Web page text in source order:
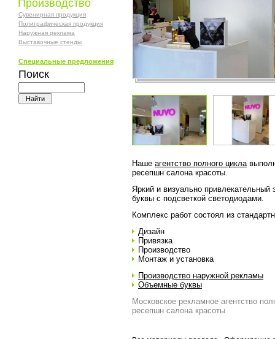
Наше агентство полного цикла
ресепшн салона красоты.
Яркий и визуально
буквы с подсветкой светодиодами.
Комплекс работ состоял из
Дизайн
Привязка
Производство
Монтаж и установка
Производство наружной рекламы
Объемные буквы
Московское рекламное агентство
ресепшн салона красоты
Производство
Сувенирная продукция
Полиграфическая продукция
Наружная реклама
Выставочные стенды
Специальные предложения
Поиск